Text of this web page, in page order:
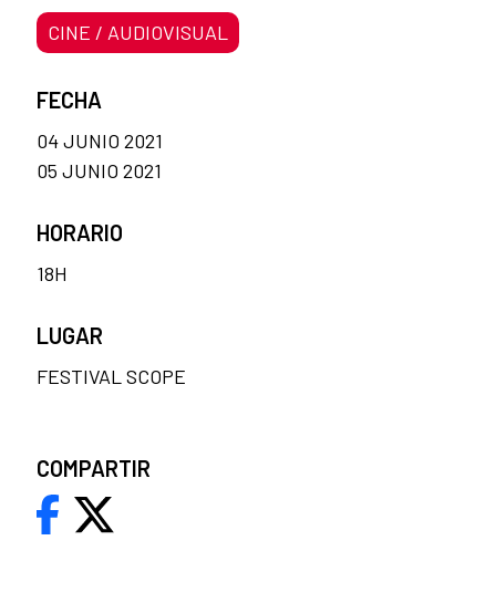
CINE / AUDIOVISUAL
FECHA
04 JUNIO 2021
05 JUNIO 2021
HORARIO
18H
LUGAR
FESTIVAL SCOPE
COMPARTIR